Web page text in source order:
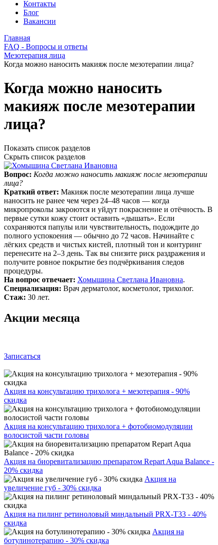
Контакты
Блог
Вакансии
Главная
FAQ - Вопросы и ответы
Мезотерапия лица
Когда можно наносить макияж после мезотерапии лица?
Когда можно наносить
макияж после мезотерапии
лица?
Показать список разделов
Скрыть список разделов
Вопрос: Когда можно наносить макияж после мезотерапии
лица?
Краткий ответ: Макияж после мезотерапии лица лучше
наносить не ранее чем через 24–48 часов — когда
микропроколы закроются и уйдут покраснение и отёчность. В
первые сутки кожу стоит оставить «дышать». Если
сохраняются папулы или чувствительность, подождите до
полного успокоения — обычно до 72 часов. Начинайте с
лёгких средств и чистых кистей, плотный тон и контуринг
перенесите на 2–3 день. Так вы снизите риск раздражения и
получите ровное покрытие без подчёркивания следов
процедуры.
На вопрос отвечает: Хомышина Светлана Ивановна.
Специализация: Врач дерматолог, косметолог, трихолог.
Стаж: 30 лет.
Акции месяца
Записаться
Акция на консультацию трихолога + мезотерапия - 90%
скидка
Акция на консультацию трихолога + фотобиомодуляции
волосистой части головы
Акция на биоревитализацию препаратом Repart Aqua Balance -
20% скидка
Акция на
увеличение губ - 30% скидка
Акция на пилинг ретиноловый миндальный PRX-T33 - 40%
скидка
Акция на
ботулинотерапию - 30% скидка